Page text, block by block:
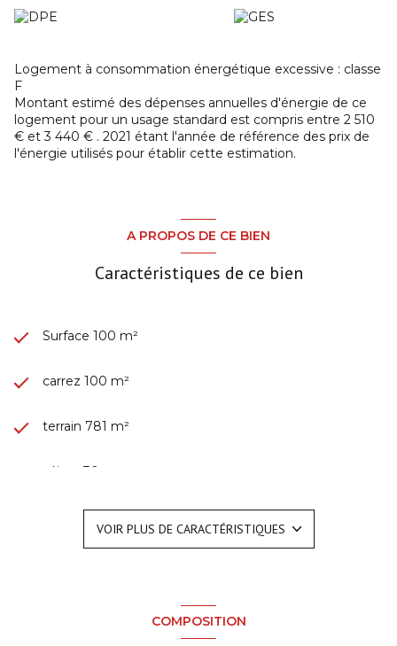
Les informations sur les risques auxquels ce bien est
exposé sont disponibles sur le site
Géorisques
Logement à consommation énergétique excessive : classe
F
Montant estimé des dépenses annuelles d'énergie de ce
logement pour un usage standard est compris entre 2 510
€ et 3 440 € . 2021 étant l'année de référence des prix de
l'énergie utilisés pour établir cette estimation.
A PROPOS DE CE BIEN
Caractéristiques de ce bien
Surface 100 m²
carrez 100 m²
terrain 781 m²
séjour 30 m²
VOIR PLUS DE CARACTÉRISTIQUES
COMPOSITION